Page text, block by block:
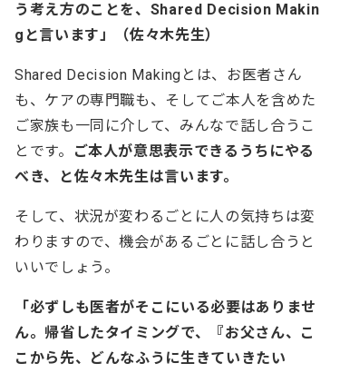
う考え方のことを、Shared Decision Makin
gと言います」（佐々木先生）
Shared Decision Makingとは、お医者さん
も、ケアの専門職も、そしてご本人を含めた
ご家族も一同に介して、みんなで話し合うこ
とです。
ご本人が意思表示できるうちにやる
べき、と佐々木先生は言います。
そして、状況が変わるごとに人の気持ちは変
わりますので、機会があるごとに話し合うと
いいでしょう。
「必ずしも医者がそこにいる必要はありませ
ん。帰省したタイミングで、『お父さん、こ
こから先、どんなふうに生きていきたい